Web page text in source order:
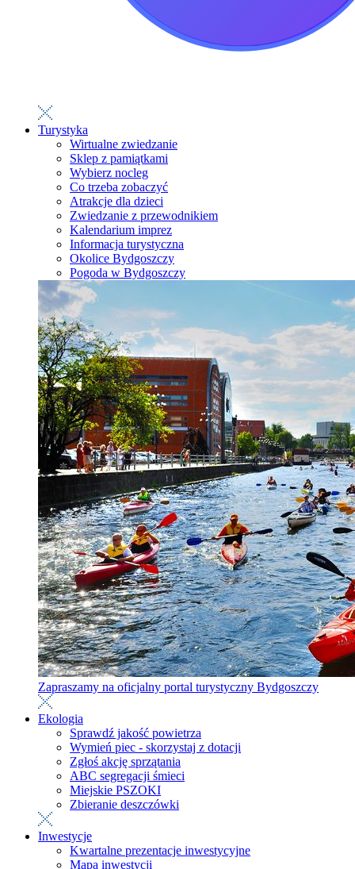
Turystyka
Wirtualne zwiedzanie
Sklep z pamiątkami
Wybierz nocleg
Co trzeba zobaczyć
Atrakcje dla dzieci
Zwiedzanie z przewodnikiem
Kalendarium imprez
Informacja turystyczna
Okolice Bydgoszczy
Pogoda w Bydgoszczy
Zapraszamy na oficjalny portal turystyczny Bydgoszczy
Ekologia
Sprawdź jakość powietrza
Wymień piec - skorzystaj z dotacji
Zgłoś akcję sprzątania
ABC segregacji śmieci
Miejskie PSZOKI
Zbieranie deszczówki
Inwestycje
Kwartalne prezentacje inwestycyjne
Mapa inwestycji